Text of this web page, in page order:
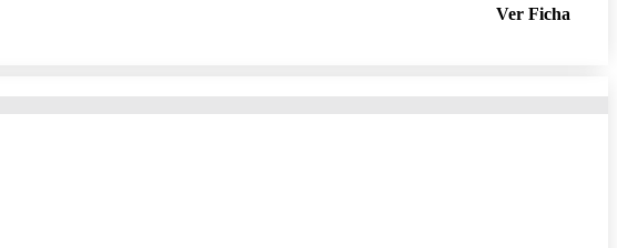
Ver Ficha